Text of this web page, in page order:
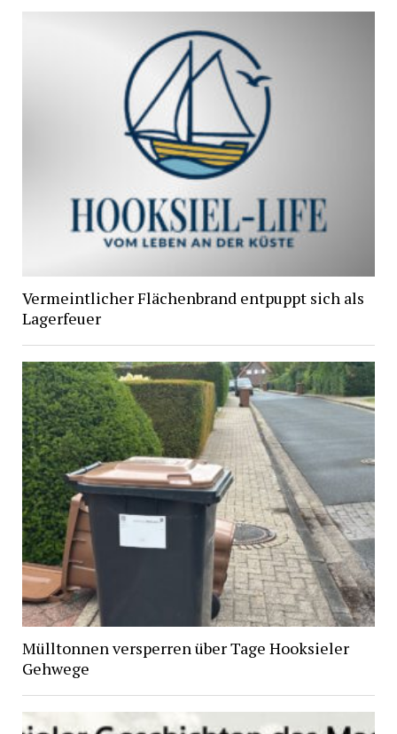
Vermeintlicher Flächenbrand entpuppt sich als
Lagerfeuer
Mülltonnen versperren über Tage Hooksieler
Gehwege